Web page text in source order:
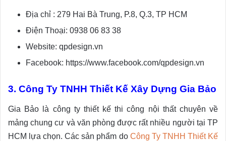
Địa chỉ : 279 Hai Bà Trung, P.8, Q.3, TP HCM
Điện Thoại: 0938 06 83 38
Website: qpdesign.vn
Facebook: https://www.facebook.com/qpdesign.vn
3. Công Ty TNHH Thiết Kế Xây Dựng Gia Bảo
Gia Bảo là công ty thiết kế thi công nội thất chuyên về
mảng chung cư và văn phòng được rất nhiều người tại TP
HCM lựa chọn. Các sản phẩm do Công Ty TNHH Thiết Kế